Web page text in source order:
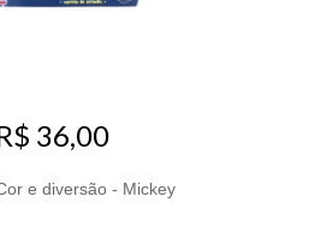
36,00
e diversão - Mickey